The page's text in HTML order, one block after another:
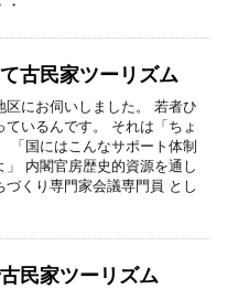
古民家ツーリズム
区にお伺いしました。 若者ひ
ているんです。 それは「ちょ
「国にはこんなサポート体制
」 内閣官房歴史的資源を通し
づくり専門家会議専門員 とし
民家ツーリズム